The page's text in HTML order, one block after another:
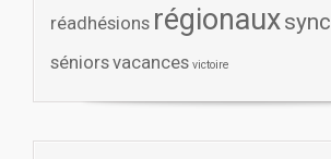
réadhésions régionaux
séniorsvacances victoire